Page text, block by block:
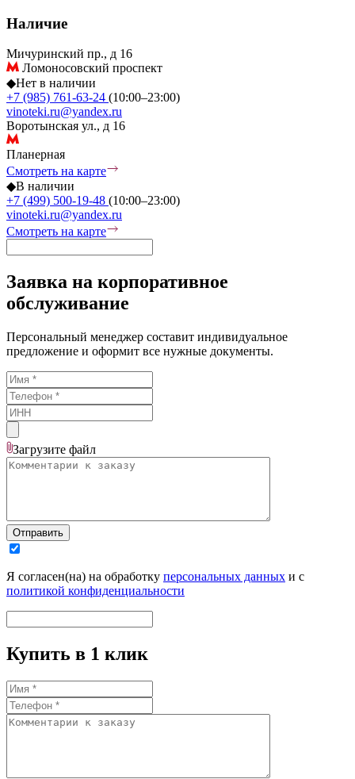
Наличие
Мичуринский пр., д 16
Ломоносовский проспект
◆Нет в наличии
+7 (985) 761-63-24 (10:00–23:00)
vinoteki.ru@yandex.ru
Воротынская ул., д 16
Планерная
Смотреть на карте
◆В наличии
+7 (499) 500-19-48 (10:00–23:00)
vinoteki.ru@yandex.ru
Смотреть на карте
Заявка на корпоративное
обслуживание
Персональный менеджер составит индивидуальное
предложение и оформит все нужные документы.
Загрузите файл
Отправить
Я согласен(на) на обработку персональных данных и с
политикой конфиденциальности
Купить в 1 клик